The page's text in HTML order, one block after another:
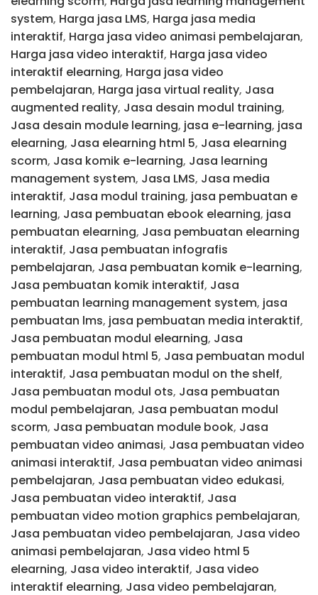
system, Harga jasa LMS, Harga jasa media
interaktif, Harga jasa video animasi pembelajaran,
Harga jasa video interaktif, Harga jasa video
interaktif elearning, Harga jasa video
pembelajaran, Harga jasa virtual reality, Jasa
augmented reality, Jasa desain modul training,
Jasa desain module learning, jasa e-learning, jasa
elearning, Jasa elearning html 5, Jasa elearning
scorm, Jasa komik e-learning, Jasa learning
management system, Jasa LMS, Jasa media
interaktif, Jasa modul training, jasa pembuatan e
learning, Jasa pembuatan ebook elearning, jasa
pembuatan elearning, Jasa pembuatan elearning
interaktif, Jasa pembuatan infografis
pembelajaran, Jasa pembuatan komik e-learning,
Jasa pembuatan komik interaktif, Jasa
pembuatan learning management system, jasa
pembuatan lms, jasa pembuatan media interaktif,
Jasa pembuatan modul elearning, Jasa
pembuatan modul html 5, Jasa pembuatan modul
interaktif, Jasa pembuatan modul on the shelf,
Jasa pembuatan modul ots, Jasa pembuatan
modul pembelajaran, Jasa pembuatan modul
scorm, Jasa pembuatan module book, Jasa
pembuatan video animasi, Jasa pembuatan video
animasi interaktif, Jasa pembuatan video animasi
pembelajaran, Jasa pembuatan video edukasi,
Jasa pembuatan video interaktif, Jasa
pembuatan video motion graphics pembelajaran,
Jasa pembuatan video pembelajaran, Jasa video
animasi pembelajaran, Jasa video html 5
elearning, Jasa video interaktif, Jasa video
interaktif elearning, Jasa video pembelajaran,